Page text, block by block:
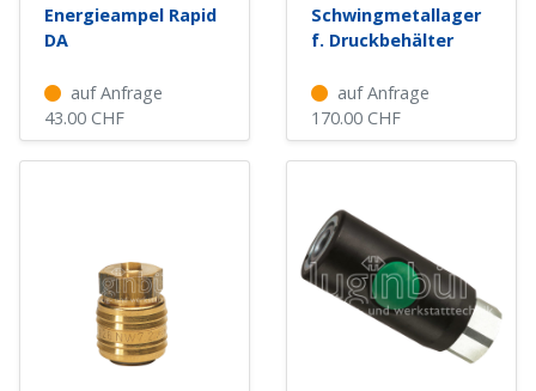
Energieampel Rapid
DA
auf Anfrage
43.00 CHF
Schwingmetallager
f. Druckbehälter
auf Anfrage
170.00 CHF